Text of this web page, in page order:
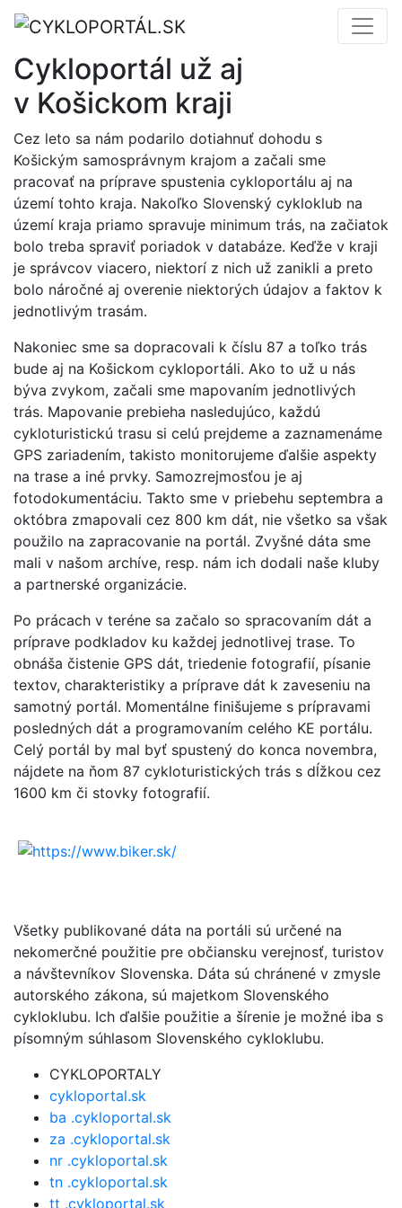
Cykloportál už aj
v Košickom kraji
Cez leto sa nám podarilo dotiahnuť dohodu s
Košickým samosprávnym krajom a začali sme
pracovať na príprave spustenia cykloportálu aj na
území tohto kraja. Nakoľko Slovenský cykloklub na
území kraja priamo spravuje minimum trás, na začiatok
bolo treba spraviť poriadok v databáze. Keďže v kraji
je správcov viacero, niektorí z nich už zanikli a preto
bolo náročné aj overenie niektorých údajov a faktov k
jednotlivým trasám.
Nakoniec sme sa dopracovali k číslu 87 a toľko trás
bude aj na Košickom cykloportáli. Ako to už u nás
býva zvykom, začali sme mapovaním jednotlivých
trás. Mapovanie prebieha nasledujúco, každú
cykloturistickú trasu si celú prejdeme a zaznamenáme
GPS zariadením, takisto monitorujeme ďalšie aspekty
na trase a iné prvky. Samozrejmosťou je aj
fotodokumentáciu. Takto sme v priebehu septembra a
októbra zmapovali cez 800 km dát, nie všetko sa však
použilo na zapracovanie na portál. Zvyšné dáta sme
mali v našom archíve, resp. nám ich dodali naše kluby
a partnerské organizácie.
Po prácach v teréne sa začalo so spracovaním dát a
príprave podkladov ku každej jednotlivej trase. To
obnáša čistenie GPS dát, triedenie fotografií, písanie
textov, charakteristiky a príprave dát k zaveseniu na
samotný portál. Momentálne finišujeme s prípravami
posledných dát a programovaním celého KE portálu.
Celý portál by mal byť spustený do konca novembra,
nájdete na ňom 87 cykloturistických trás s dĺžkou cez
1600 km či stovky fotografií.
Všetky publikované dáta na portáli sú určené na
nekomerčné použitie pre občiansku verejnosť, turistov
a návštevníkov Slovenska. Dáta sú chránené v zmysle
autorského zákona, sú majetkom Slovenského
cykloklubu. Ich ďalšie použitie a šírenie je možné iba s
písomným súhlasom Slovenského cykloklubu.
CYKLOPORTALY
cykloportal.sk
ba .cykloportal.sk
za .cykloportal.sk
nr .cykloportal.sk
tn .cykloportal.sk
tt .cykloportal.sk